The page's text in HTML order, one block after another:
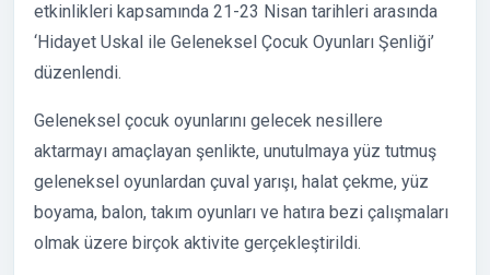
etkinlikleri kapsamında 21-23 Nisan tarihleri arasında
‘Hidayet Uskal ile Geleneksel Çocuk Oyunları Şenliği’
düzenlendi.
Geleneksel çocuk oyunlarını gelecek nesillere
aktarmayı amaçlayan şenlikte, unutulmaya yüz tutmuş
geleneksel oyunlardan çuval yarışı, halat çekme, yüz
boyama, balon, takım oyunları ve hatıra bezi çalışmaları
olmak üzere birçok aktivite gerçekleştirildi.